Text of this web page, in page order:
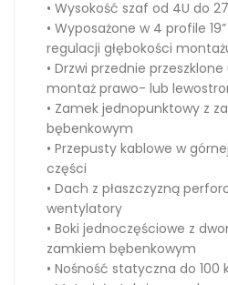
• Wysokość szaf od 4U do
• Wyposażone w 4 profile
regulacji głębokości
• Drzwi przednie
montaż prawo- lub
• Zamek jednopunktowy z
bębenkowym
• Przepusty kablowe w
części
• Dach z płaszczyzną
wentylatory
• Boki jednoczęściowe z
zamkiem bębenkowym
• Nośność statyczna do 100